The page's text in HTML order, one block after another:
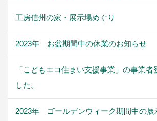
工房信州の家・展示場めぐり
2023年 お盆期間中の休業のお知らせ
「こどもエコ住まい支援事業」の事業者
した。
2023年 ゴールデンウィーク期間中の展